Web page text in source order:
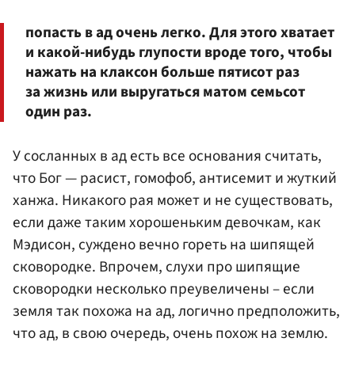
попасть в ад очень легко. Для этого хватает
и какой-нибудь глупости вроде того, чтобы
нажать на клаксон больше пятисот раз
за жизнь или выругаться матом семьсот
один раз.
У сосланных в ад есть все основания считать,
что Бог — расист, гомофоб, антисемит и жуткий
ханжа. Никакого рая может и не существовать,
если даже таким хорошеньким девочкам, как
Мэдисон, суждено вечно гореть на шипящей
сковородке. Впрочем, слухи про шипящие
сковородки несколько преувеличены – если
земля так похожа на ад, логично предположить,
что ад, в свою очередь, очень похож на землю.